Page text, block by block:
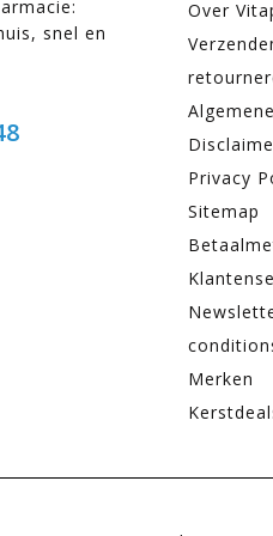
snel en
Over
Privacy
Sitemap
Merken